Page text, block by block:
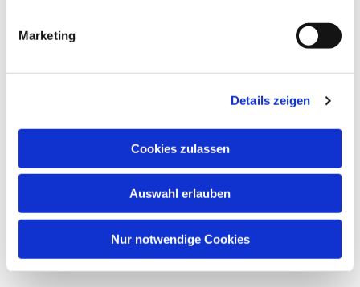
Marketing
Details zeigen
Cookies zulassen
Auswahl erlauben
Nur notwendige Cookies